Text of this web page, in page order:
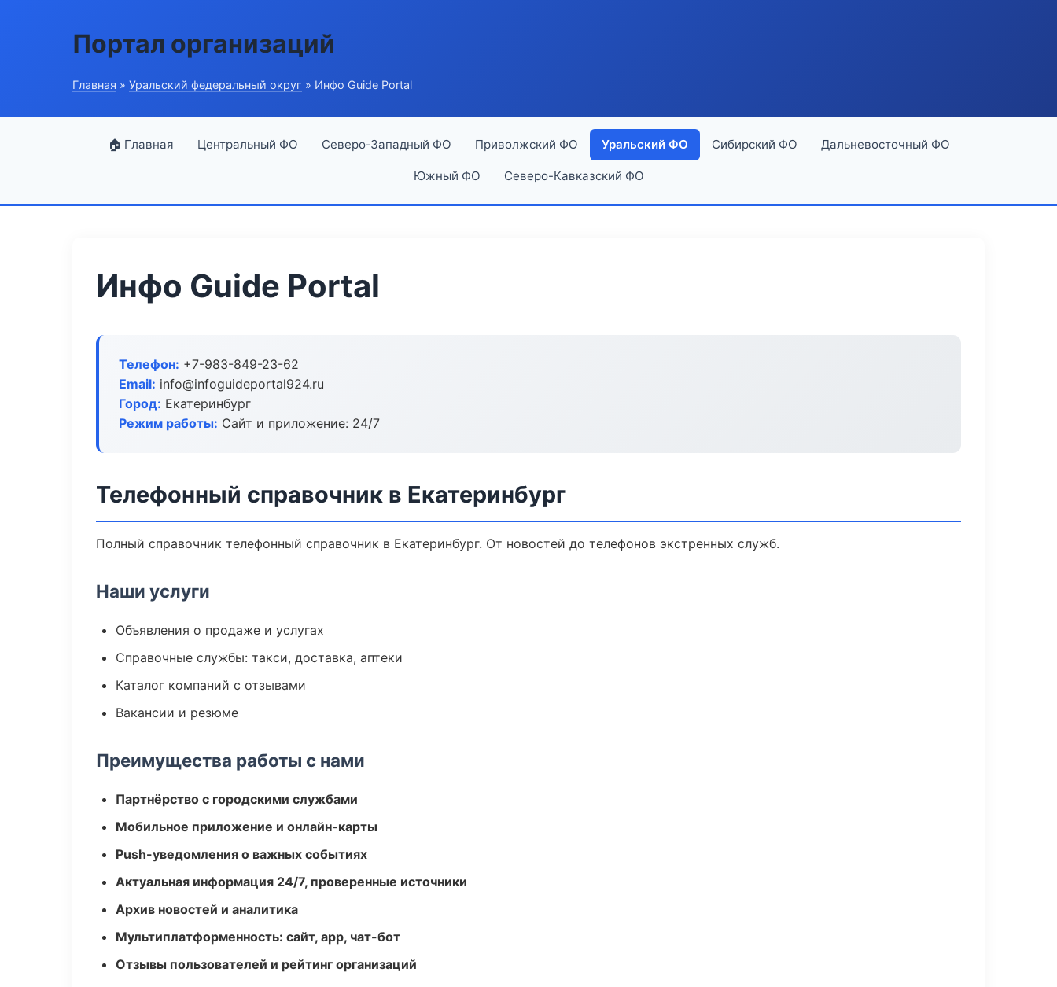
Портал организаций
Главная » Уральский федеральный округ » Инфо Guide Portal
🏠 Главная Центральный ФО Северо-Западный ФО Приволжский ФО Уральский ФО Сибирский ФО Дальневосточный ФО
Южный ФО Северо-Кавказский ФО
Инфо Guide Portal
Телефон: +7-983-849-23-62
Email: info@infoguideportal924.ru
Город: Екатеринбург
Режим работы: Сайт и приложение: 24/7
Телефонный справочник в Екатеринбург
Полный справочник телефонный справочник в Екатеринбург. От новостей до телефонов экстренных служб.
Наши услуги
Объявления о продаже и услугах
Справочные службы: такси, доставка, аптеки
Каталог компаний с отзывами
Вакансии и резюме
Преимущества работы с нами
Партнёрство с городскими службами
Мобильное приложение и онлайн-карты
Push-уведомления о важных событиях
Актуальная информация 24/7, проверенные источники
Архив новостей и аналитика
Мультиплатформенность: сайт, app, чат-бот
Отзывы пользователей и рейтинг организаций